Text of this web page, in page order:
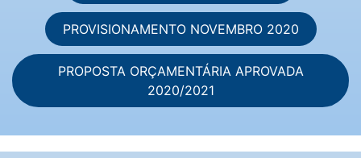
PROVISIONAMENTO NOVEMBRO 2020
PROPOSTA ORÇAMENTÁRIA APROVADA
2020/2021